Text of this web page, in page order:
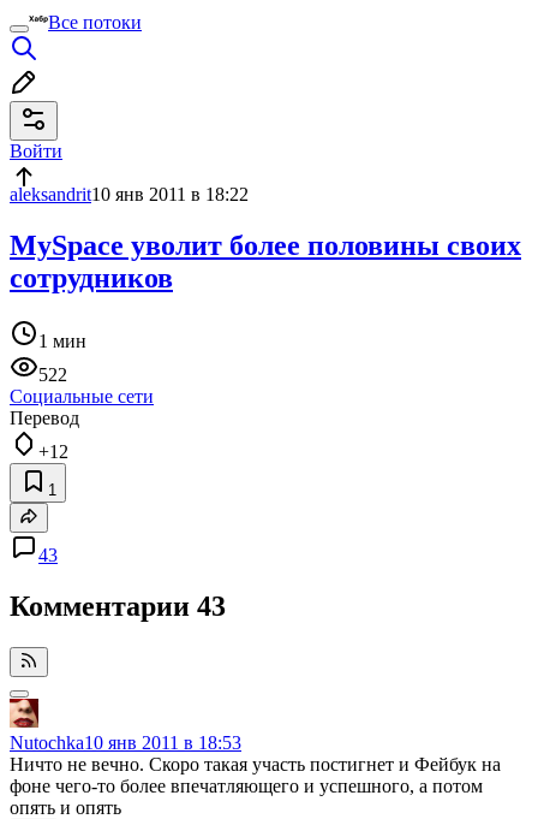
Все потоки
Войти
aleksandrit10 янв 2011 в 18:22
MySpace уволит более половины своих
сотрудников
1 мин
522
Социальные сети
Перевод
+12
1
43
Комментарии 43
Nutochka10 янв 2011 в 18:53
Ничто не вечно. Скоро такая участь постигнет и Фейбук на
фоне чего-то более впечатляющего и успешного, а потом
опять и опять